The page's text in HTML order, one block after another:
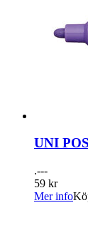
UNI
.---
59 kr
Mer info